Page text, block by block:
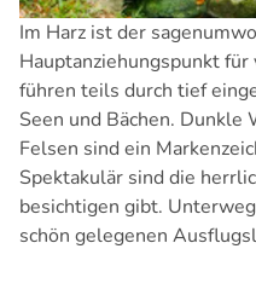
Im Harz ist der
Hauptanziehungspunkt
führen teils durch tief
Seen und Bächen. Dunkle
Felsen sind ein
Spektakulär sind die
besichtigen gibt.
schön gelegenen